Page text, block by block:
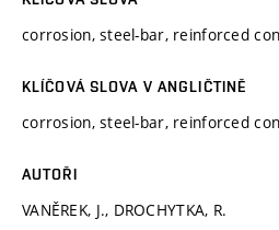
corrosion, steel-bar, reinforced
KLÍČOVÁ SLOVA V ANGLIČTINĚ
corrosion, steel-bar, reinforced
AUTOŘI
VANĚREK, J., DROCHYTKA, R.